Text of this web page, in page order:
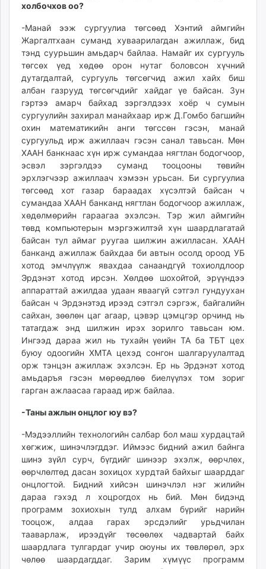
холбочхов оо?
-Манай ээж сургуулиа төгсөөд Хэнтий аймгийн
Жаргалтхаан суманд хуваарилагдан ажиллаж, бид
тэнд суурьшин амьдарч байлаа. Намайг их сургууль
төгсөх үед хөдөө орон нутаг боловсон хүчний
дутагдалтай, сургууль төгсөгчид ажил хайх биш
албан газрууд төгсөгчдийг хайдаг үе байсан. Зун
гэртээ амарч байхад зэргэлдээх хоёр ч сумын
сургуулийн захирал манайхаар ирж Д.Гомбо багшийн
охин математикийн анги төгссөн гэсэн, манай
сургуульд ирж ажиллаач гэсэн санал тавьсан. Мөн
ХААН банкнаас хүн ирж сумандаа нягтлан бодогчоор,
эсвэл зэргэлдээ суманд тооцооны төвийн
эрхлэгчээр ажиллаач хэмээн урьсан. Би сургуулиа
төгсөөд хот газар бараадах хүсэлтэй байсан ч
сумандаа ХААН банканд нягтлан бодогчоор ажиллаж,
хөдөлмөрийн гараагаа эхэлсэн. Тэр жил аймгийн
төвд компьютерын мэргэжилтэй хүн шаардлагатай
байсан тул аймаг руугаа шилжин ажилласан. ХААН
банканд ажиллаж байхдаа би автын осолд ороод УБ
хотод эмчлүүлж явахдаа санаандгүй тохиолдлоор
Эрдэнэт хотод ирсэн. Хөлдөө шохойтой, эрүүндээ
аппараттай ажилдаа удаан яваагүй сэтгэл гундуухан
байсан ч Эрдэнэтэд ирээд сэтгэл сэргэж, байгалийн
сайхан, зөөлөн цаг агаар, цэвэр цэмцгэр орчинд нь
татагдаж энд шилжин ирэх зорилго тавьсан юм.
Ингээд дараа жил нь тухайн үеийн ТА ба ТБТ цех
буюу одоогийн ХМТА цехэд сонгон шалгаруулалтад
орж тэнцэн ажиллаж эхэлсэн. Ер нь Эрдэнэт хотод
амьдаръя гэсэн мөрөөдлөө биелүүлэх том зориг
гарган ажлаасаа гараад ирж байлаа.
-Таны ажлын онцлог юу вэ?
-Мэдээллийн технологийн салбар бол маш хурдацтай
хөгжиж, шинэчлэгддэг. Иймээс бидний ажил байнга
шинэ зүйл сурч, бүгдийг шинээр эхэлж, өөрчлөх,
өөрчлөлтөд дасан зохицох хурдтай байхыг шаарддаг
онцлогтой. Бидний хийсэн шинэчлэл нэг жилийн
дараа гэхэд л хоцрогдох нь бий. Мөн бидэнд
программ зохиохын тулд алхам бүрийг нарийн
тооцож, алдаа гарах эрсдэлийг урьдчилан
тааварлаж, ирээдүйг төсөөлөх чадвартай байх
шаардлага тулгардаг учир оюуны их төвлөрөл, эрх
чөлөө шаардагддаг. Зарим хүмүүс программ